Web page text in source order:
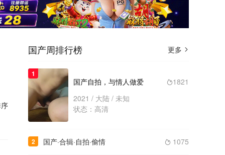
更多 
国产周排行榜
1
1821
国产自拍，与情人做爱
2021 / 大陆 / 未知
状态：高清
2  1075
国产·合辑·自拍·偷情